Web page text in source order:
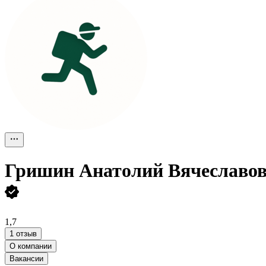
Гришин Анатолий
1,7
1 отзыв
О компании
Вакансии